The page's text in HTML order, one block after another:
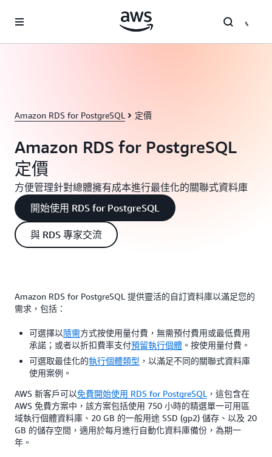
Amazon RDS for PostgreSQL 定價
Amazon RDS for PostgreSQL
定價
方便管理針對總體擁有成本進行最佳化的關聯式資料庫
開始使用 RDS for PostgreSQL
與 RDS 專家交流
Amazon RDS for PostgreSQL 提供靈活的自訂資料庫以滿足您的
需求，包括：
可選擇以隨需方式按使用量付費，無需預付費用或最低費用
承諾；或者以折扣費率支付預留執行個體 。按使用量付費。
可選取最佳化的執行個體類型 ，以滿足不同的關聯式資料庫
使用案例。
AWS 新客戶可以免費開始使用 RDS for PostgreSQL ，這包含在
AWS 免費方案中，該方案包括使用 750 小時的精選單一可用區
域執行個體資料庫、20 GB 的一般用途 SSD (gp2) 儲存、以及 20
GB 的儲存空間，適用於每月進行自動化資料庫備份，為期一
年。